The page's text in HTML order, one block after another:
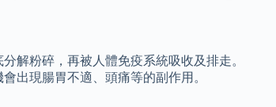
解粉碎，再被人體免疫系統吸收及排走。
出現腸胃不適、頭痛等的副作用。